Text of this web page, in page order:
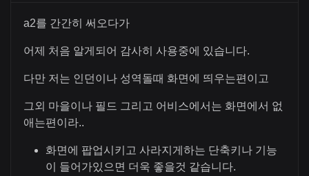
a2를 간간히 써오다가
어제 처음 알게되어 감사히 사용중에 있습니다.
다만 저는 인던이나 성역돌때 화면에 띄우는편이고
그외 마을이나 필드 그리고 어비스에서는 화면에서 없
애는편이라..
화면에 팝업시키고 사라지게하는 단축키나 기능
이 들어가있으면 더욱 좋을것 같습니다.